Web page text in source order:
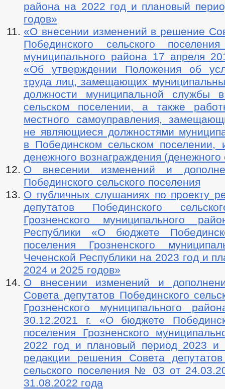
района на 2022 год и плановый
годов»
«О внесении изменений в решение
Побединского сельского поселения
муниципального района 17 апреля
«Об утверждении Положения об
труда лиц, замещающих
должности муниципальной службы
сельском поселении, а также
местного самоуправления,
не являющиеся должностями
в Побединском сельском поселении,
денежного вознаграждения
О внесении изменений и
Побединского сельского поселения
О публичных слушаниях по проекту
депутатов Побединского
Грозненского муниципального
Республики «О бюджете
поселения Грозненского
Чеченской Республики на 2023 год и
2024 и 2025 годов»
О внесении изменений и
Совета депутатов Побединского
Грозненского муниципального
30.12.2021 г. «О бюджете
поселения Грозненского
2022 год и плановый период 2023 и
редакции решения Совета депутатов
сельского поселения № 03 от
31.08.2022 года